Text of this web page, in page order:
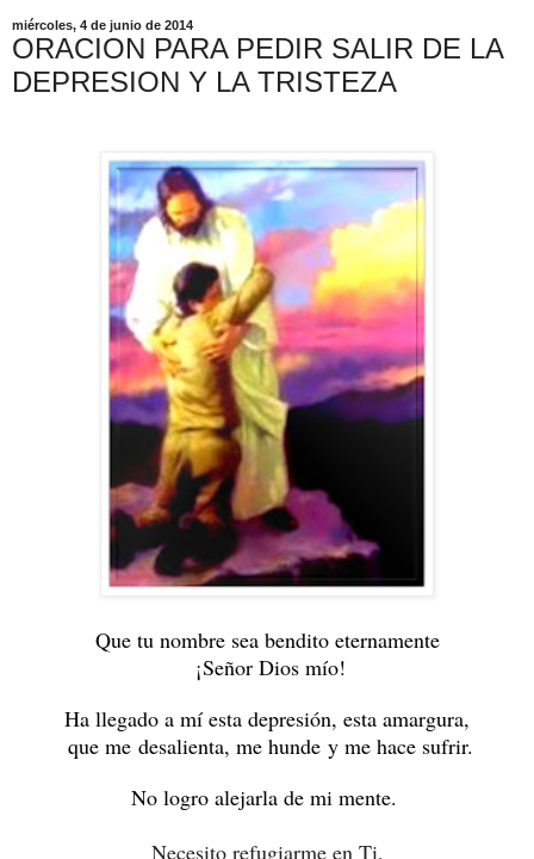
miércoles, 4 de junio de 2014
ORACION PARA PEDIR SALIR DE LA
DEPRESION Y LA TRISTEZA
Que tu nombre sea bendito eternamente
¡Señor Dios mío!
Ha llegado a mí esta depresión, esta amargura,
que me desalienta, me hunde y me hace sufrir.
No logro alejarla de mi mente.
Necesito refugiarme en Ti,